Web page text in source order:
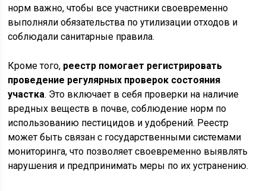
норм важно, чтобы все участники своевременно
выполняли обязательства по утилизации отходов и
соблюдали санитарные правила.
Кроме того, реестр помогает регистрировать
проведение регулярных проверок состояния
участка. Это включает в себя проверки на наличие
вредных веществ в почве, соблюдение норм по
использованию пестицидов и удобрений. Реестр
может быть связан с государственными системами
мониторинга, что позволяет своевременно выявлять
нарушения и предпринимать меры по их устранению.